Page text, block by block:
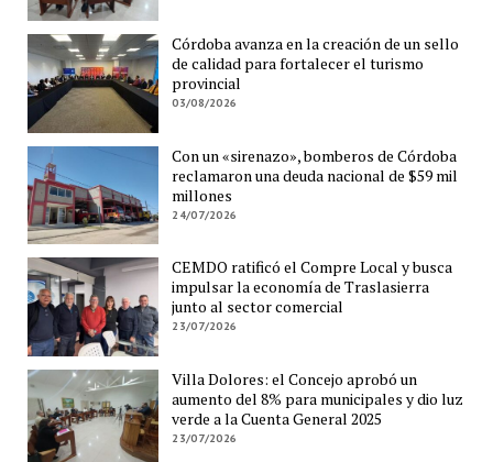
Córdoba avanza en la creación de un sello
de calidad para fortalecer el turismo
provincial
03/08/2026
Con un «sirenazo», bomberos de Córdoba
reclamaron una deuda nacional de $59 mil
millones
24/07/2026
CEMDO ratificó el Compre Local y busca
impulsar la economía de Traslasierra
junto al sector comercial
23/07/2026
Villa Dolores: el Concejo aprobó un
aumento del 8% para municipales y dio luz
verde a la Cuenta General 2025
23/07/2026